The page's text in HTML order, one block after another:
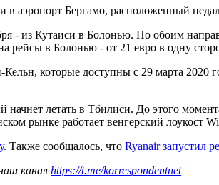
в аэропорт Бергамо, расположенный
- из Кутаиси в Болонью. По обоим
рейсы в Болонью - от 21 евро в одну
которые доступны с 29 марта 2020
летать в Тбилиси. До этого
рынке работает венгерский лоукост
. Также сообщалось, что Ryanair запустил
канал https://t.me/korrespondentnet